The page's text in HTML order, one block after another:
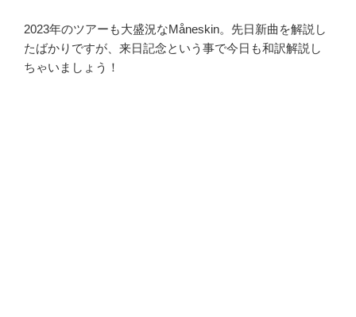
2023年のツアーも大盛況なMåneskin。先日新曲を解説し
たばかりですが、来日記念という事で今日も和訳解説し
ちゃいましょう！